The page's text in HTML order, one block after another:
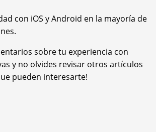
con iOS y Android en la mayoría de
sobre tu experiencia con
y no olvides revisar otros artículos
pueden interesarte!